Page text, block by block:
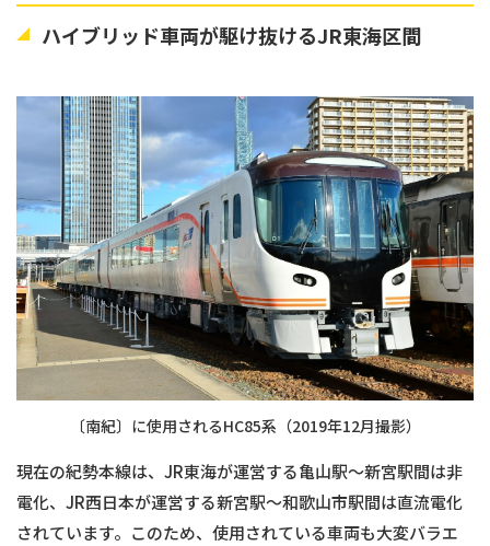
ハイブリッド車両が駆け抜けるJR東海区間
〔南紀〕に使用されるHC85系（2019年12月撮影）
現在の紀勢本線は、JR東海が運営する亀山駅〜新宮駅間は非
電化、JR西日本が運営する新宮駅〜和歌山市駅間は直流電化
されています。このため、使用されている車両も大変バラエ